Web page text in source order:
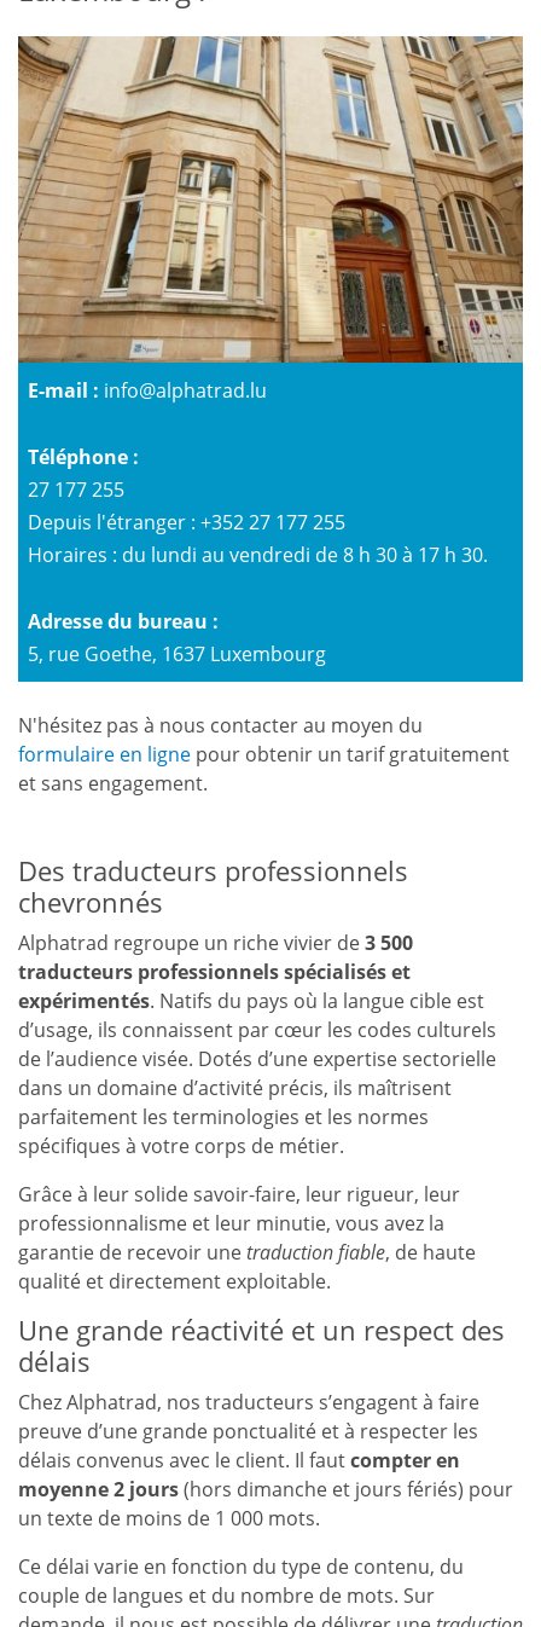
E-mail : info@alphatrad.lu
Téléphone :
27 177 255
Depuis l'étranger : +352 27 177 255
Horaires : du lundi au vendredi de 8 h 30 à 17 h 30.
Adresse du bureau :
5, rue Goethe, 1637 Luxembourg
N'hésitez pas à nous contacter au moyen du
formulaire en ligne pour obtenir un tarif gratuitement
et sans engagement.
Des traducteurs professionnels
chevronnés
Alphatrad regroupe un riche vivier de3 500
traducteurs professionnels spécialisés et
expérimentés. Natifs du pays où la langue cible est
d’usage, ils connaissent par cœur les codes culturels
de l’audience visée. Dotés d’une expertise sectorielle
dans un domaine d’activité précis, ils maîtrisent
parfaitement les terminologies et les normes
spécifiques à votre corps de métier.
Grâce à leur solide savoir-faire, leur rigueur, leur
professionnalisme et leur minutie, vous avez la
garantie de recevoir unetraduction fiable, de haute
qualité et directement exploitable.
Une grande réactivité et un respect des
délais
Chez Alphatrad, nos traducteurs s’engagent à faire
preuve d’une grande ponctualité et à respecter les
délais convenus avec le client. Il fautcompter en
moyenne 2 jours(hors dimanche et jours fériés) pour
un texte de moins de 1 000 mots.
Ce délai varie en fonction du type de contenu, du
couple de langues et du nombre de mots. Sur